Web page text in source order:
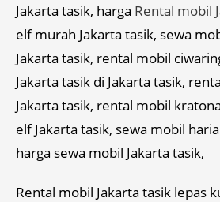
Jakarta tasik, harga Rental mobil
elf murah Jakarta tasik, sewa
Jakarta tasik, rental mobil
Jakarta tasik di Jakarta tasik,
Jakarta tasik, rental mobil
elf Jakarta tasik, sewa mobil
harga sewa mobil Jakarta tasik,
Rental mobil Jakarta tasik lepas